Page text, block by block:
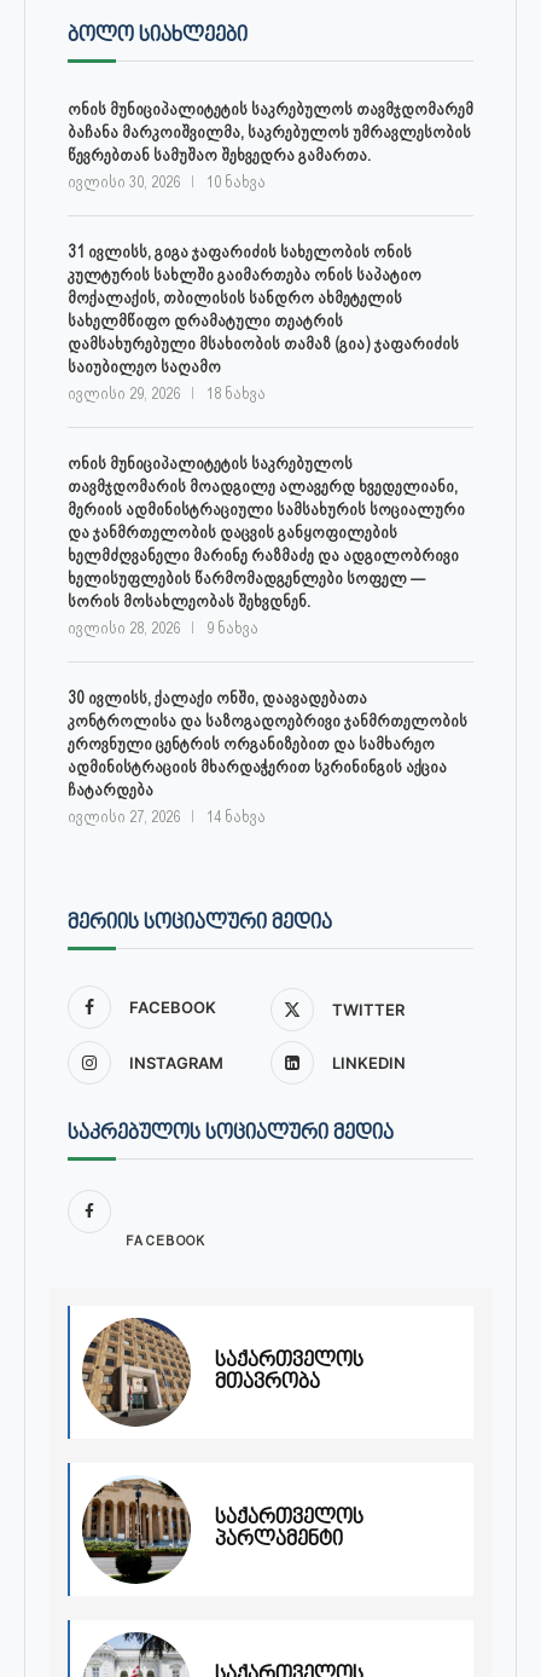
ᲑᲝᲚᲝ ᲡᲘᲐᲮᲚᲔᲔᲑᲘ
ონის მუნიციპალიტეტის საკრებულოს თავმჯდომარემ
ბაჩანა მარკოიშვილმა, საკრებულოს უმრავლესობის
წევრებთან სამუშაო შეხვედრა გამართა.
ივლისი 30, 2026 10 ნახვა
31 ივლისს, გიგა ჯაფარიძის სახელობის ონის
კულტურის სახლში გაიმართება ონის საპატიო
მოქალაქის, თბილისის სანდრო ახმეტელის
სახელმწიფო დრამატული თეატრის
დამსახურებული მსახიობის თამაზ (გია) ჯაფარიძის
საიუბილეო საღამო
ივლისი 29, 2026 18 ნახვა
ონის მუნიციპალიტეტის საკრებულოს
თავმჯდომარის მოადგილე ალავერდ ხვედელიანი,
მერიის ადმინისტრაციული სამსახურის სოციალური
და ჯანმრთელობის დაცვის განყოფილების
ხელმძღვანელი მარინე რაზმაძე და ადგილობრივი
ხელისუფლების წარმომადგენლები სოფელ —
სორის მოსახლეობას შეხვდნენ.
ივლისი 28, 2026 9 ნახვა
30 ივლისს, ქალაქი ონში, დაავადებათა
კონტროლისა და საზოგადოებრივი ჯანმრთელობის
ეროვნული ცენტრის ორგანიზებით და სამხარეო
ადმინისტრაციის მხარდაჭერით სკრინინგის აქცია
ჩატარდება
ივლისი 27, 2026 14 ნახვა
ᲛᲔᲠᲘᲘᲡ ᲡᲝᲪᲘᲐᲚᲣᲠᲘ ᲛᲔᲓᲘᲐ
FACEBOOK TWITTER
INSTAGRAM LINKEDIN
ᲡᲐᲙᲠᲔᲑᲣᲚᲝᲡ ᲡᲝᲪᲘᲐᲚᲣᲠᲘ ᲛᲔᲓᲘᲐ
FACEBOOK
საქართველოს
მთავრობა
საქართველოს
პარლამენტი